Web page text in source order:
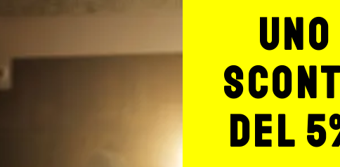
uno
del